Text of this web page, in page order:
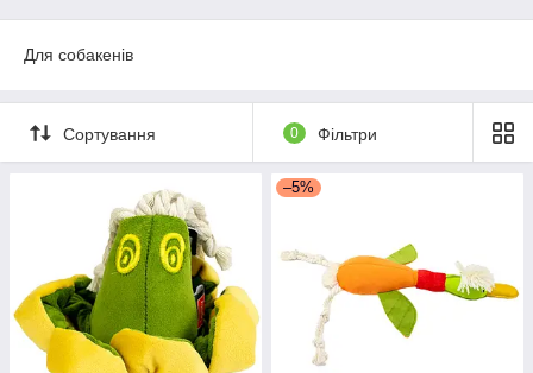
Для собакенів
Сортування 0 Фільтри
–5%